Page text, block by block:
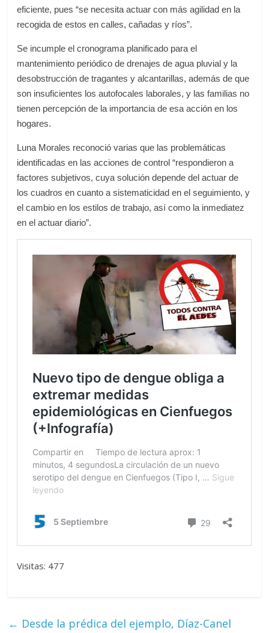
eficiente, pues “se necesita actuar con más agilidad en la
recogida de estos en calles, cañadas y ríos”.
Se incumple el cronograma planificado para el
mantenimiento periódico de drenajes de agua pluvial y la
desobstrucción de tragantes y alcantarillas, además de que
son insuficientes los autofocales laborales, y las familias no
tienen percepción de la importancia de esa acción en los
hogares.
Luna Morales reconoció varias que las problemáticas
identificadas en las acciones de control “respondieron a
factores subjetivos, cuya solución depende del actuar de
los cuadros en cuanto a sistematicidad en el seguimiento, y
el cambio en los estilos de trabajo, así como la inmediatez
en el actuar diario”.
Visitas: 477
← Desde la prédica del ejemplo, Díaz-Canel